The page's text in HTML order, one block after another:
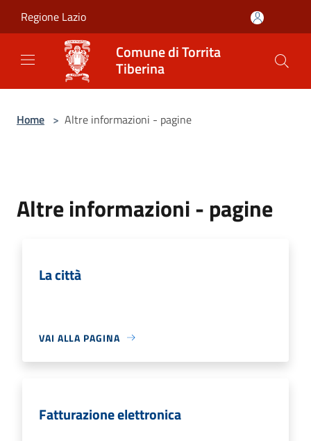
Regione Lazio
Comune di Torrita
Tiberina
Home > Altre informazioni - pagine
Altre informazioni - pagine
La città
VAI ALLA PAGINA
Fatturazione elettronica